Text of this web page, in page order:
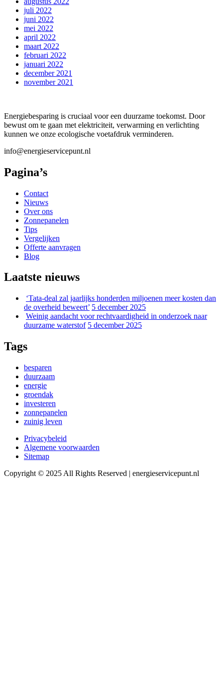
juli 2022
juni 2022
mei 2022
april 2022
maart 2022
februari 2022
januari 2022
december 2021
november 2021
Energiebesparing is cruciaal voor een duurzame toekomst. Door
bewust om te gaan met elektriciteit, verwarming en verlichting
kunnen we onze ecologische voetafdruk verminderen.
info@energieservicepunt.nl
Pagina’s
Contact
Nieuws
Over ons
Zonnepanelen
Tips
Vergelijken
Offerte aanvragen
Blog
Laatste nieuws
‘Tata-deal zal jaarlijks honderden miljoenen meer kosten dan
de overheid beweert’ 5 december 2025
Weinig aandacht voor rechtvaardigheid in onderzoek naar
duurzame waterstof 5 december 2025
Tags
besparen
duurzaam
energie
groendak
investeren
zonnepanelen
zuinig leven
Privacybeleid
Algemene voorwaarden
Sitemap
Copyright © 2025 All Rights Reserved | energieservicepunt.nl